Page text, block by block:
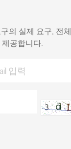
의 실제 요구, 전
공합니다.